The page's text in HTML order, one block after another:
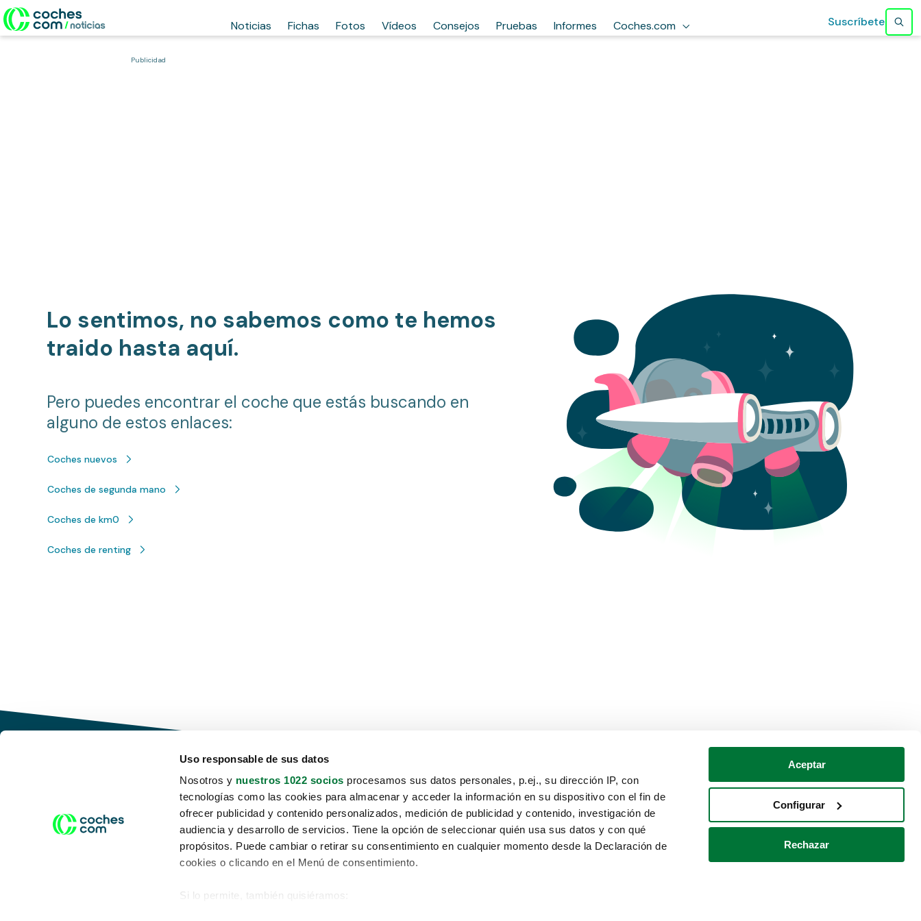
Uso responsable de sus datos
Nosotros y nuestros 1022 socios procesamos sus datos personales, p.ej., su dirección IP, con
tecnologías como las cookies para almacenar y acceder la información en su dispositivo con el fin de
ofrecer publicidad y contenido personalizados, medición de publicidad y contenido, investigación de
audiencia y desarrollo de servicios. Tiene la opción de seleccionar quién usa sus datos y con qué
propósitos. Puede cambiar o retirar su consentimiento en cualquier momento desde la Declaración de
cookies o clicando en el Menú de consentimiento.
Si lo permite, también quisiéramos:
Aceptar
Configurar
Rechazar
Noticias Fichas Fotos Vídeos Consejos Pruebas Informes Coches.com Suscríbete
Publicidad
Lo sentimos, no sabemos como te hemos
traido hasta aquí.
Pero puedes encontrar el coche que estás buscando en
alguno de estos enlaces:
Coches nuevos
Coches de segunda mano
Coches de km0
Coches de renting
Conduce tu futuro,
desata tu movilidad